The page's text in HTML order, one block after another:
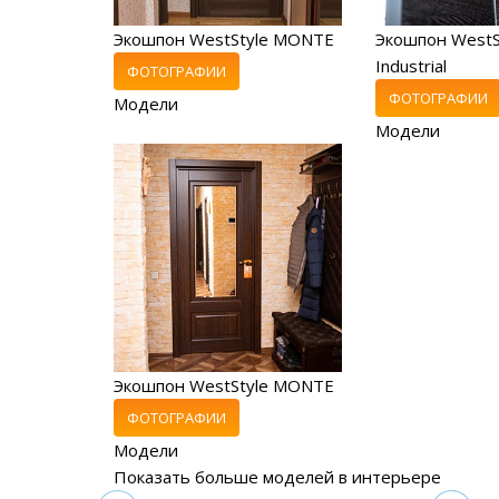
Экошпон WestStyle MONTE
ФОТОГРАФИИ
Модели
Экошпон
Industrial
ФОТОГРАФИИ
Модели
Экошпон WestStyle MONTE
ФОТОГРАФИИ
Модели
Показать больше моделей в интерьере